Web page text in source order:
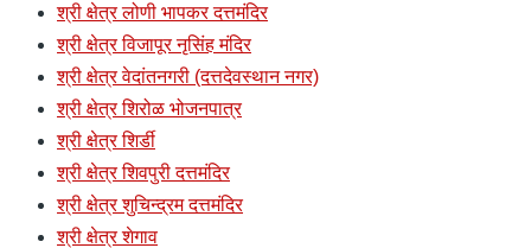
श्री क्षेत्र लोणी भापकर दत्तमंदिर
श्री क्षेत्र विजापूर नृसिंह मंदिर
श्री क्षेत्र वेदांतनगरी (दत्तदेवस्थान नगर)
श्री क्षेत्र शिरोळ भोजनपात्र
श्री क्षेत्र शिर्डी
श्री क्षेत्र शिवपुरी दत्तमंदिर
श्री क्षेत्र शुचिन्द्रम दत्तमंदिर
श्री क्षेत्र शेगाव